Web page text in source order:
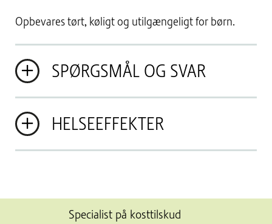
Opbevares tørt, køligt og utilgængeligt for børn.
SPØRGSMÅL OG SVAR
HELSEEFFEKTER
Specialist på kosttilskud